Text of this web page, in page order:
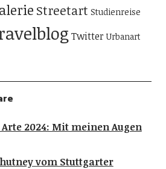
Streetart Studienreise
Twitter Urbanart
2024: Mit meinen Augen
vom Stuttgarter